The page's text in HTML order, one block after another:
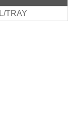
TRAY